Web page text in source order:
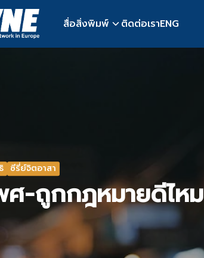
สื่อสิ่งพิมพ์ ติดต่อเราENG
ซีรี่ย์จิตอาสา
ศ-ถูกกฎหมายดีไหม